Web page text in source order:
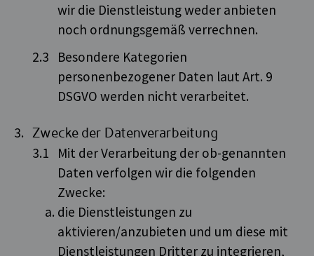
wir die Dienstleistung weder anbieten
noch ordnungsgemäß verrechnen.
Besondere Kategorien
personenbezogener Daten laut Art. 9
DSGVO werden nicht verarbeitet.
Zwecke der Datenverarbeitung
Mit der Verarbeitung der ob-genannten
Daten verfolgen wir die folgenden
Zwecke:
die Dienstleistungen zu
aktivieren/anzubieten und um diese mit
Dienstleistungen Dritter zu integrieren,